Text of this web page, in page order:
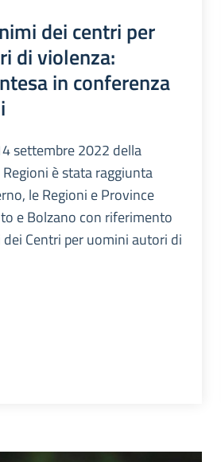
dei centri per
di violenza:
in conferenza
settembre 2022 della
è stata raggiunta
le Regioni e Province
e Bolzano con riferimento
Centri per uomini autori di